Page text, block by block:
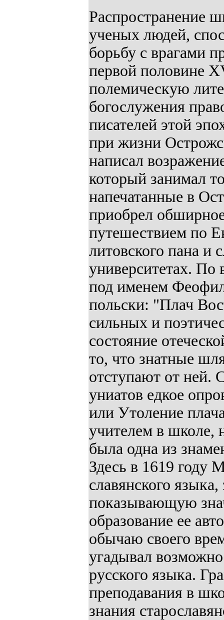
Распространение
ученых людей,
борьбу с врагами
первой половине
полемическую
богослужения
писателей этой
при жизни
написал
который занимал
напечатанные в
приобрел
путешествием по
литовского пана и
университетах. По
под именем
польски: "Плач
сильных и
состояние
то, что знатные
отступают от ней.
униатов едкое
или Утоление
учителем в школе,
была одна из
Здесь в 1619 году
славянского
показывающую
образование ее
обычаю своего
угадывал
русского языка.
преподавания в
знания